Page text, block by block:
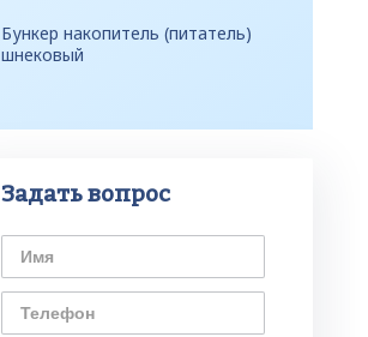
Бункер накопитель (питатель)
шнековый
Задать вопрос